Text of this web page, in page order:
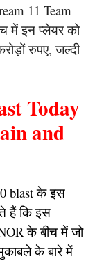
11 Team
में इन प्लेयर को
रुपए, जल्दी
Today
and
blast के इस
हैं कि इस
के बीच में जो
के बारे में